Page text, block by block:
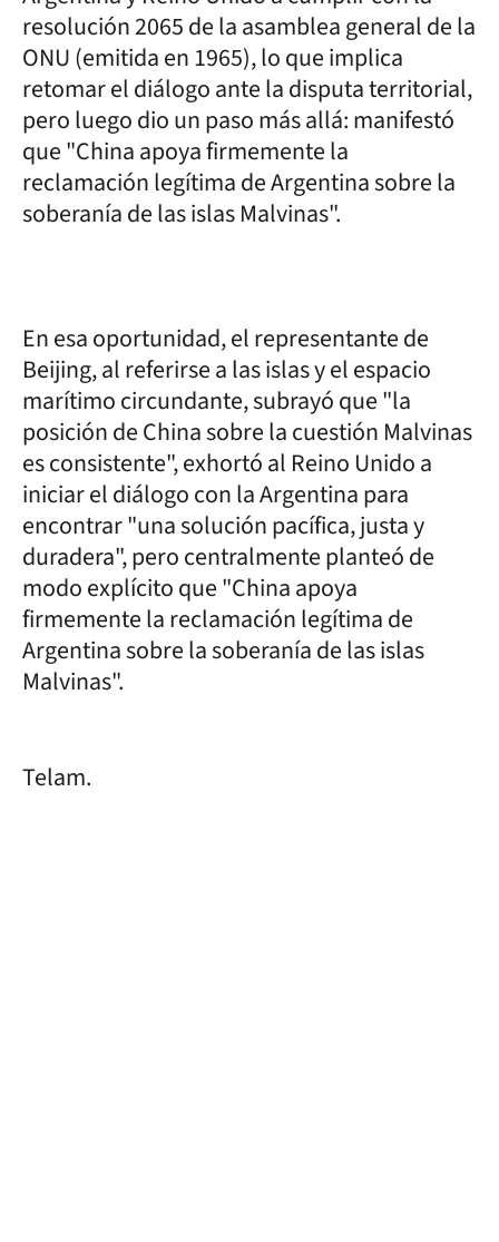
resolución 2065 de la asamblea general de la
ONU (emitida en 1965), lo que implica
retomar el diálogo ante la disputa territorial,
pero luego dio un paso más allá: manifestó
que "China apoya firmemente la
reclamación legítima de Argentina sobre la
soberanía de las islas Malvinas".
En esa oportunidad, el representante de
Beijing, al referirse a las islas y el espacio
marítimo circundante, subrayó que "la
posición de China sobre la cuestión Malvinas
es consistente", exhortó al Reino Unido a
iniciar el diálogo con la Argentina para
encontrar "una solución pacífica, justa y
duradera", pero centralmente planteó de
modo explícito que "China apoya
firmemente la reclamación legítima de
Argentina sobre la soberanía de las islas
Malvinas".
Telam.